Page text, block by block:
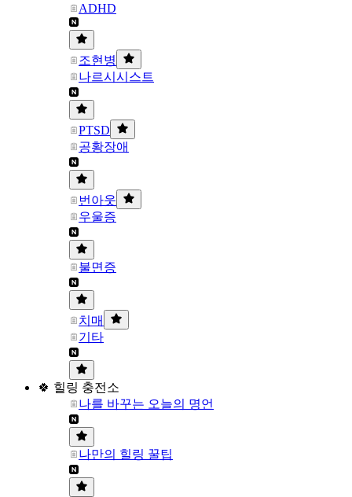
ADHD
조현병
나르시시스트
PTSD
공황장애
번아웃
우울증
불면증
치매
기타
🍀 힐링 충전소
나를 바꾸는 오늘의 명언
나만의 힐링 꿀팁